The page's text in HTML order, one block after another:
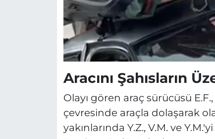
Aracını Şahısların
Olayı gören araç sürücüsü
çevresinde araçla dolaşarak
yakınlarında Y.Z., V.M. ve